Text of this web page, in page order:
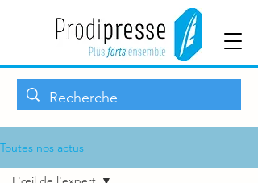
Toutes nos actus